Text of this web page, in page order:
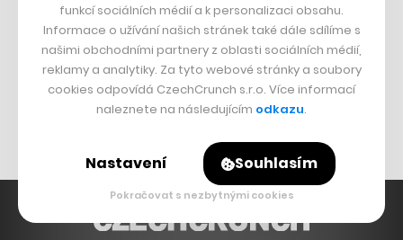
DESIGN
Bomma není tichá
Originální hodinky
Nábytek z betonu
funkcí sociálních médií a k personalizaci obsahu.
Informace o užívání našich stránek také dále sdílíme s
našimi obchodními partnery z oblasti sociálních médií,
reklamy a analytiky. Za tyto webové stránky a soubory
cookies odpovídá CzechCrunch s.r.o. Více informací
naleznete na následujícím odkazu.
Nastavení Souhlasím
Pokračovat s nezbytnými cookies